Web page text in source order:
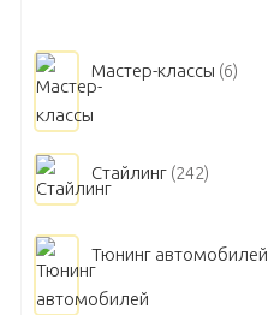
Мастер-классы (6)
Стайлинг (242)
Тюнинг автомобилей